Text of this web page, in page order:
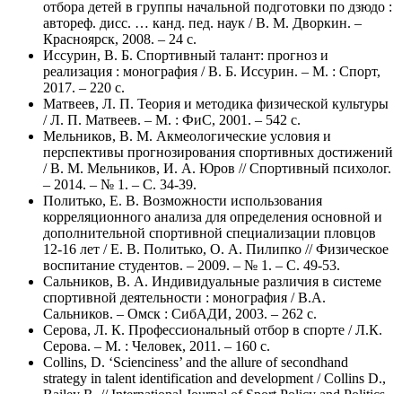
отбора детей в группы начальной подготовки по дзюдо :
автореф. дисс. … канд. пед. наук / В. М. Дворкин. –
Красноярск, 2008. – 24 с.
Иссурин, В. Б. Спортивный талант: прогноз и
реализация : монография / В. Б. Иссурин. – М. : Спорт,
2017. – 220 с.
Матвеев, Л. П. Теория и методика физической культуры
/ Л. П. Матвеев. – М. : ФиС, 2001. – 542 с.
Мельников, В. М. Акмеологические условия и
перспективы прогнозирования спортивных достижений
/ В. М. Мельников, И. А. Юров // Спортивный психолог.
– 2014. – № 1. – С. 34-39.
Политько, Е. В. Возможности использования
корреляционного анализа для определения основной и
дополнительной спортивной специализации пловцов
12-16 лет / Е. В. Политько, О. А. Пилипко // Физическое
воспитание студентов. – 2009. – № 1. – С. 49-53.
Сальников, В. А. Индивидуальные различия в системе
спортивной деятельности : монография / В.А.
Сальников. – Омск : СибАДИ, 2003. – 262 с.
Серова, Л. К. Профессиональный отбор в спорте / Л.К.
Серова. – М. : Человек, 2011. – 160 с.
Collins, D. ‘Scienciness’ and the allure of secondhand
strategy in talent identification and development / Collins D.,